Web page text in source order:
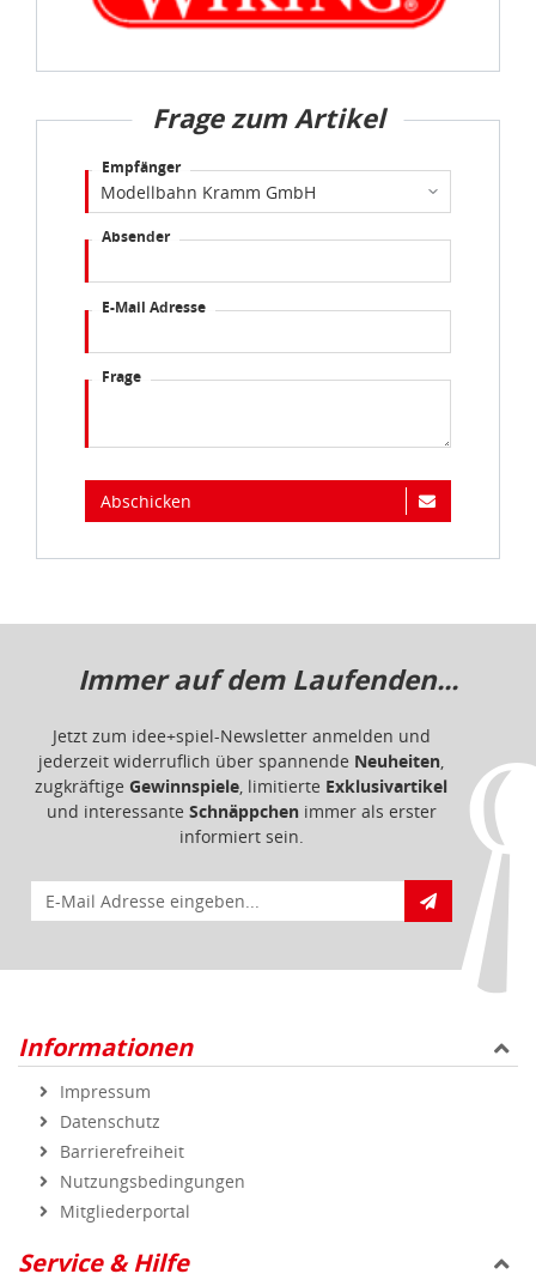
Frage zum Artikel
Empfänger
Absender
E-Mail Adresse
Frage
Abschicken
Immer auf dem Laufenden...
Jetzt zum idee+spiel-Newsletter anmelden und
jederzeit widerruflich über spannende Neuheiten,
zugkräftige Gewinnspiele, limitierte Exklusivartikel
und interessante Schnäppchenimmer als erster
informiert sein.
E-Mail für Newsletteranmeldung
Informationen
Impressum
Datenschutz
Barrierefreiheit
Nutzungsbedingungen
Mitgliederportal
Service & Hilfe